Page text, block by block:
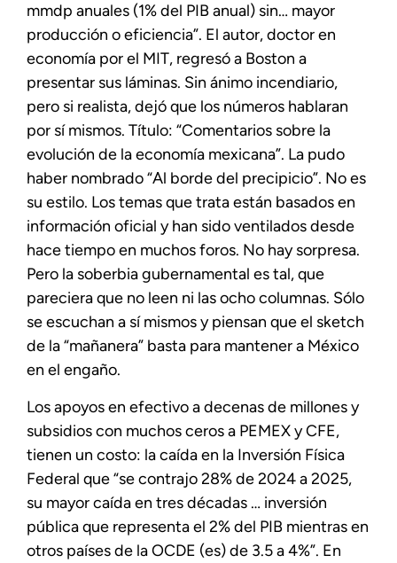
mmdp anuales (1% del PIB anual) sin… mayor
producción o eficiencia”. El autor, doctor en
economía por el MIT, regresó a Boston a
presentar sus láminas. Sin ánimo incendiario,
pero si realista, dejó que los números hablaran
por sí mismos. Título: “Comentarios sobre la
evolución de la economía mexicana”. La pudo
haber nombrado “Al borde del precipicio”. No es
su estilo. Los temas que trata están basados en
información oficial y han sido ventilados desde
hace tiempo en muchos foros. No hay sorpresa.
Pero la soberbia gubernamental es tal, que
pareciera que no leen ni las ocho columnas. Sólo
se escuchan a sí mismos y piensan que el sketch
de la “mañanera” basta para mantener a México
en el engaño.
Los apoyos en efectivo a decenas de millones y
subsidios con muchos ceros a PEMEX y CFE,
tienen un costo: la caída en la Inversión Física
Federal que “se contrajo 28% de 2024 a 2025,
su mayor caída en tres décadas … inversión
pública que representa el 2% del PIB mientras en
otros países de la OCDE (es) de 3.5 a 4%”. En